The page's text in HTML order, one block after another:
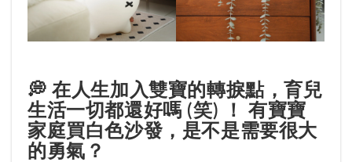
💭 在人生加入雙寶的轉捩點，育兒
生活一切都還好嗎 (笑) ！ 有寶寶
家庭買白色沙發，是不是需要很大
的勇氣？